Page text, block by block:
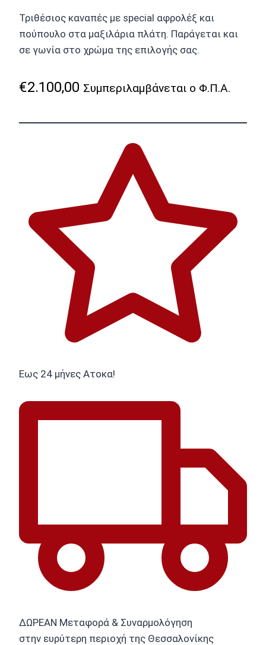
Τριθέσιος καναπές με special αφρολέξ και
πούπουλο στα μαξιλάρια πλάτη. Παράγεται και
σε γωνία στο χρώμα της επιλογής σας.
€2.100,00 Συμπεριλαμβάνεται ο Φ.Π.Α.
Εως 24 μήνες Ατοκα!
ΔΩΡΕΑΝ Μεταφορά & Συναρμολόγηση
στην ευρύτερη περιοχή της Θεσσαλονίκης